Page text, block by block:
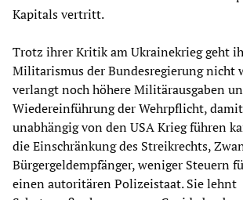
Kapitals vertritt.
Trotz ihrer Kritik am Ukrainekrieg geht
Militarismus der Bundesregierung nicht
verlangt noch höhere Militärausgaben
Wiedereinführung der Wehrpflicht,
unabhängig von den USA Krieg führen
die Einschränkung des Streikrechts,
Bürgergeldempfänger, weniger Steuern
einen autoritären Polizeistaat. Sie lehnt